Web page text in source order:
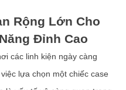
Rộng Lớn Cho
Đỉnh Cao
các linh kiện ngày càng
lựa chọn một chiếc case